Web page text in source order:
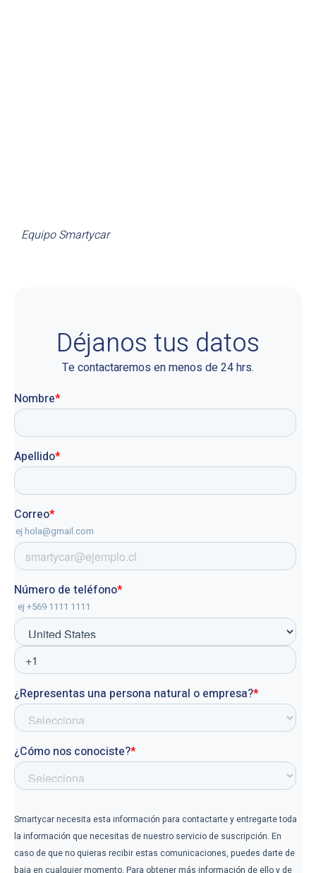
Equipo Smartycar
Déjanos tus datos
Te contactaremos en menos de 24 hrs.